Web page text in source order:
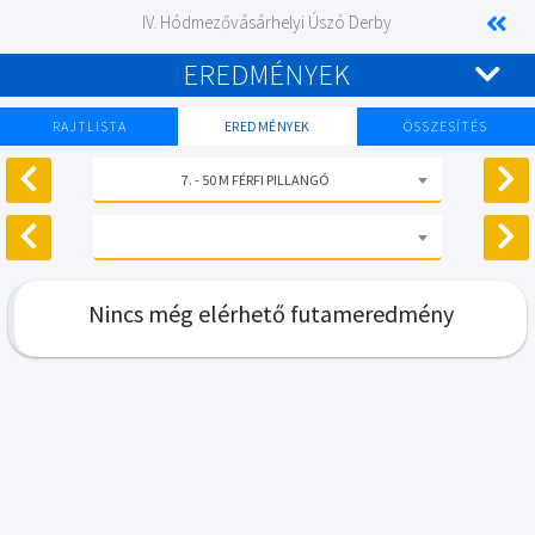
IV. Hódmezővásárhelyi Úszó Derby
EREDMÉNYEK
RAJTLISTA EREDMÉNYEK ÖSSZESÍTÉS
7. - 50 M FÉRFI PILLANGÓ
Nincs még elérhető futameredmény